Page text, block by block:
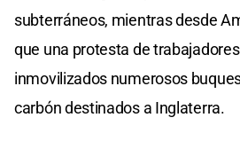
subterráneos, mientras desde
que una protesta de
inmovilizados numerosos
carbón destinados a Inglaterra.